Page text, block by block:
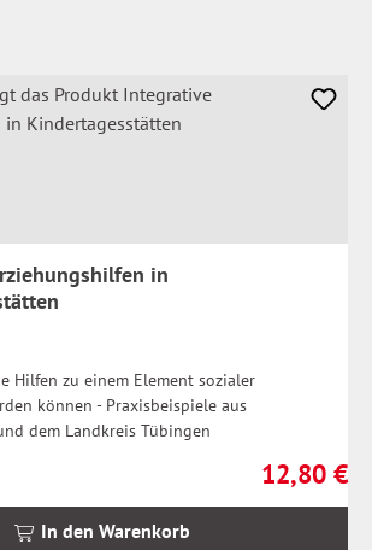
in
Hilfen zu einem Element sozialer
können - Praxisbeispiele aus
dem Landkreis Tübingen
Regulärer
12,80 €
In den Warenkorb